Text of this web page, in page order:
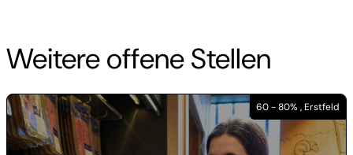
Weitere offene Stellen
60 - 80% , Erstfeld